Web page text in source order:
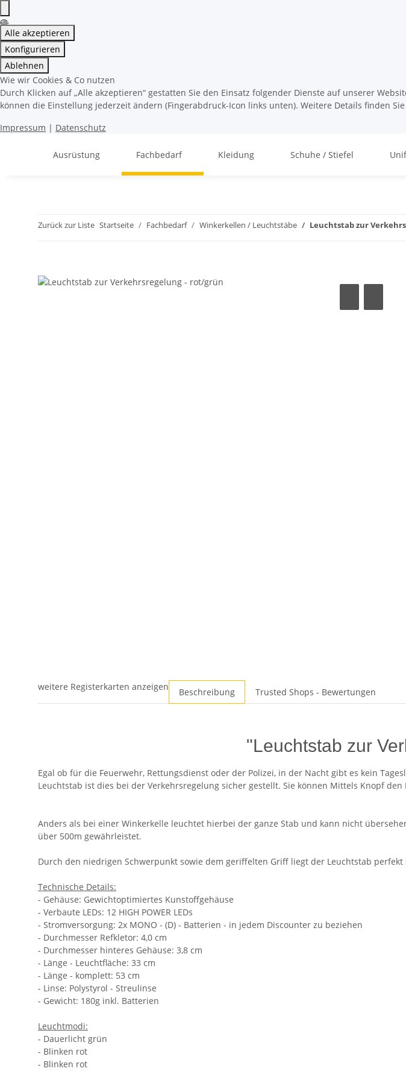
Alle akzeptieren
Konfigurieren
Ablehnen
Wie wir Cookies & Co nutzen
Durch Klicken auf „Alle akzeptieren“ gestatten Sie den Einsatz folgender Dienste auf unserer
können die Einstellung jederzeit ändern (Fingerabdruck-Icon links unten). Weitere Details finden
Impressum | Datenschutz
Ausrüstung Fachbedarf Kleidung Schuhe / Stiefel
Zurück zur Liste Startseite Fachbedarf Winkerkellen / Leuchtstäbe Leuchtstab zur
weitere Registerkarten anzeigen Beschreibung Trusted Shops - Bewertungen
"Leuchtstab zur
Egal ob für die Feuerwehr, Rettungsdienst oder der Polizei, in der Nacht gibt es kein
Leuchtstab ist dies bei der Verkehrsregelung sicher gestellt. Sie können Mittels Knopf
Anders als bei einer Winkerkelle leuchtet hierbei der ganze Stab und kann nicht
über 500m gewährleistet.
Durch den niedrigen Schwerpunkt sowie dem geriffelten Griff liegt der Leuchtstab
Technische Details:
- Gehäuse: Gewichtoptimiertes Kunstoffgehäuse
- Verbaute LEDs: 12 HIGH POWER LEDs
- Stromversorgung: 2x MONO - (D) - Batterien - in jedem Discounter zu beziehen
- Durchmesser Refkletor: 4,0 cm
- Durchmesser hinteres Gehäuse: 3,8 cm
- Länge - Leuchtfläche: 33 cm
- Länge - komplett: 53 cm
- Linse: Polystyrol - Streulinse
- Gewicht: 180g inkl. Batterien
Leuchtmodi:
- Dauerlicht grün
- Blinken rot
- Blinken rot